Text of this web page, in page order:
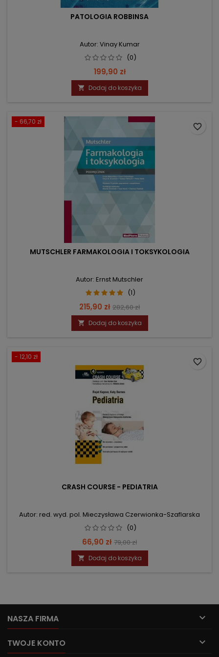
PATOLOGIA ROBBINSA
Autor: Vinay Kumar
(0)
Cena
199,90 zł
 Dodaj do koszyka
- 66,70 zł
MUTSCHLER FARMAKOLOGIA I TOKSYKOLOGIA
Autor: Ernst Mutschler
(1)
Cena
215,90 zł Cena
podstawowa
282,60 zł
 Dodaj do koszyka
favorite_border
- 12,10 zł
CRASH COURSE - PEDIATRIA
Autor: red. wyd. pol. Mieczysława Czerwionka-Szaflarska
(0)
Cena
66,90 zł Cena
podstawowa
79,00 zł
 Dodaj do koszyka
favorite_border
NASZA FIRMA 
TWOJE KONTO 